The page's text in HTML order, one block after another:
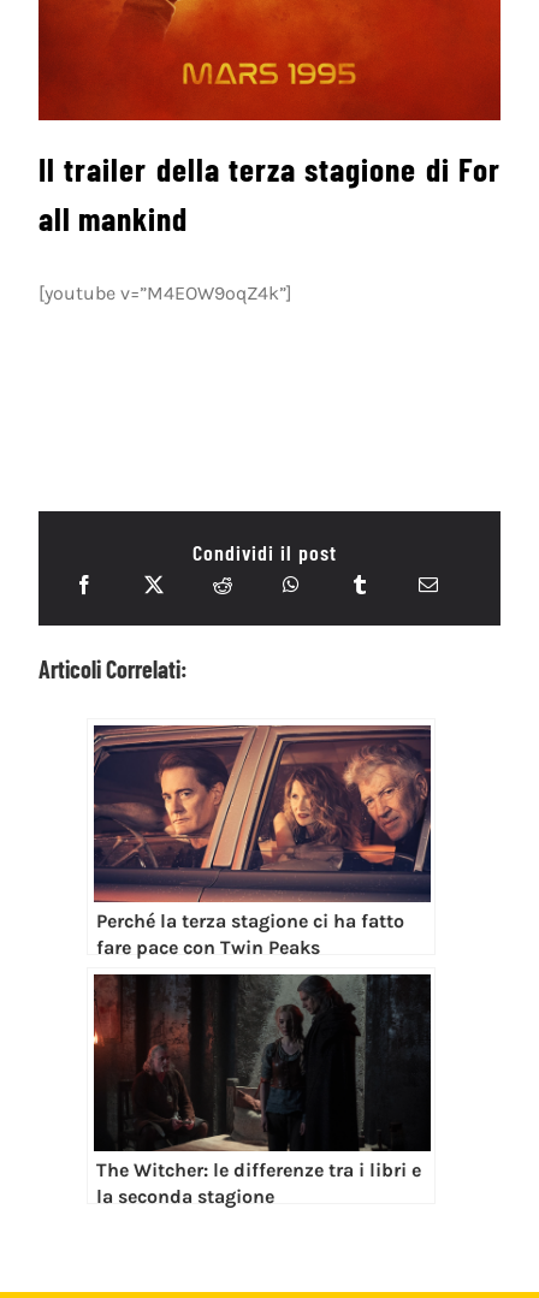
Il trailer della terza stagione di For
all mankind
[youtube v=”M4EOW9oqZ4k”]
Condividi il post
Articoli Correlati:
Perché la terza stagione ci ha fatto
fare pace con Twin Peaks
The Witcher: le differenze tra i libri e
la seconda stagione